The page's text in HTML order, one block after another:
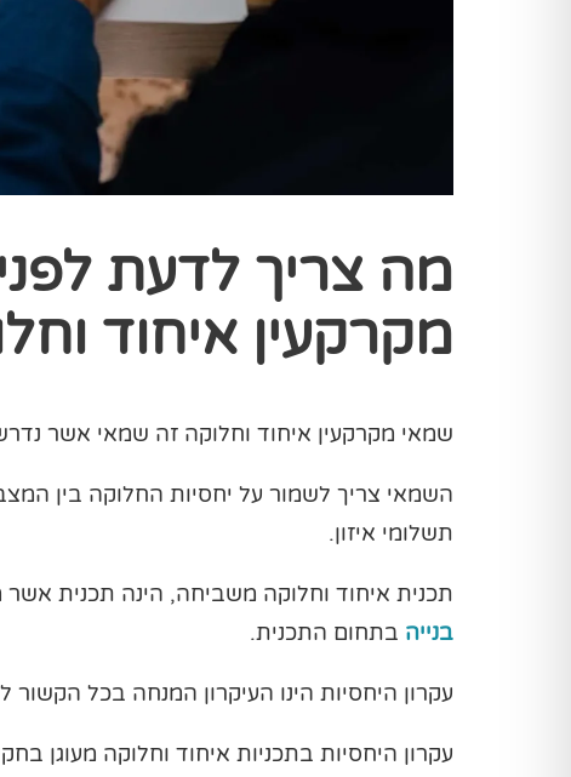
מה צריך לדעת
מקרקעין איחוד
שמאי מקרקעין איחוד וחלוקה זה שמאי אשר
השמאי צריך לשמור על יחסיות החלוקה בין
תשלומי איזון.
תכנית איחוד וחלוקה משביחה, הינה תכנית אשר
בנייה בתחום התכנית.
עקרון היחסיות הינו העיקרון המנחה בכל הקשור
עקרון היחסיות בתכניות איחוד וחלוקה מעוגן